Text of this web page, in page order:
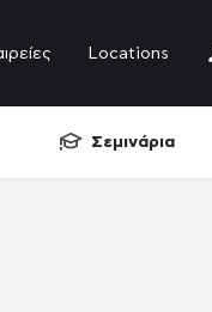
Locations
Σεμινάρια